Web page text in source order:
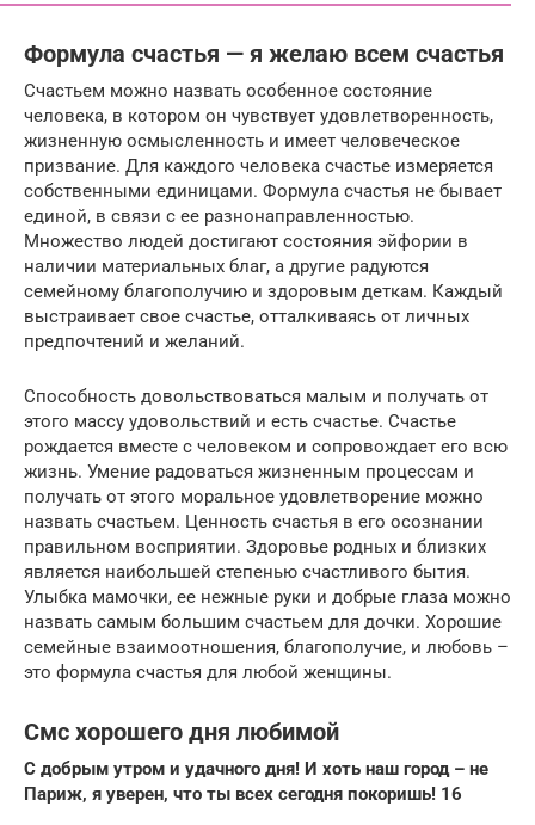
Формула счастья — я желаю всем счастья
Счастьем можно назвать особенное состояние
человека, в котором он чувствует удовлетворенность,
жизненную осмысленность и имеет человеческое
призвание. Для каждого человека счастье измеряется
собственными единицами. Формула счастья не бывает
единой, в связи с ее разнонаправленностью.
Множество людей достигают состояния эйфории в
наличии материальных благ, а другие радуются
семейному благополучию и здоровым деткам. Каждый
выстраивает свое счастье, отталкиваясь от личных
предпочтений и желаний.
Способность довольствоваться малым и получать от
этого массу удовольствий и есть счастье. Счастье
рождается вместе с человеком и сопровождает его всю
жизнь. Умение радоваться жизненным процессам и
получать от этого моральное удовлетворение можно
назвать счастьем. Ценность счастья в его осознании
правильном восприятии. Здоровье родных и близких
является наибольшей степенью счастливого бытия.
Улыбка мамочки, ее нежные руки и добрые глаза можно
назвать самым большим счастьем для дочки. Хорошие
семейные взаимоотношения, благополучие, и любовь –
это формула счастья для любой женщины.
Смс хорошего дня любимой
С добрым утром и удачного дня! И хоть наш город – не
Париж, я уверен, что ты всех сегодня покоришь! 16